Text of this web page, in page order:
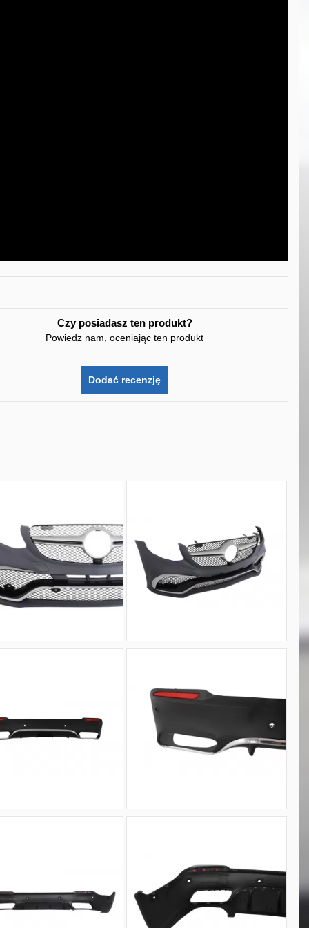
Czy posiadasz ten produkt?
Powiedz nam, oceniając ten produkt
Dodać recenzję